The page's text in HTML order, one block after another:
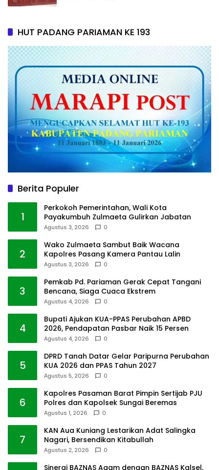
HUT PADANG PARIAMAN KE 193
Berita Populer
1
Perkokoh Pemerintahan, Wali Kota
Payakumbuh Zulmaeta Gulirkan Jabatan
Agustus 3, 2026 0
2
Wako Zulmaeta Sambut Baik Wacana
Kapolres Pasang Kamera Pantau Lalin
Agustus 3, 2026 0
3
Pemkab Pd. Pariaman Gerak Cepat Tangani
Bencana, Siaga Cuaca Ekstrem
Agustus 4, 2026 0
4
Bupati Ajukan KUA-PPAS Perubahan APBD
2026, Pendapatan Pasbar Naik 15 Persen
Agustus 4, 2026 0
5
DPRD Tanah Datar Gelar Paripurna Perubahan
KUA 2026 dan PPAS Tahun 2027
Agustus 5, 2026 0
6
Kapolres Pasaman Barat Pimpin Sertijab PJU
Polres dan Kapolsek Sungai Beremas
Agustus 1, 2026 0
7
KAN Aua Kuniang Lestarikan Adat Salingka
Nagari, Bersendikan Kitabullah
Agustus 2, 2026 0
Sinergi BAZNAS Agam dengan BAZNAS Kalsel,